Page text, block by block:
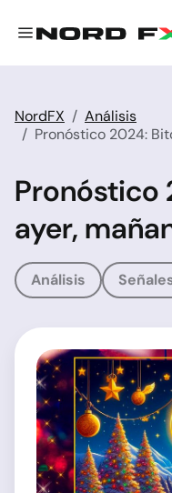
NordFX
Análisis
Pronóstico 2024:
Pronóstico
ayer,
Análisis